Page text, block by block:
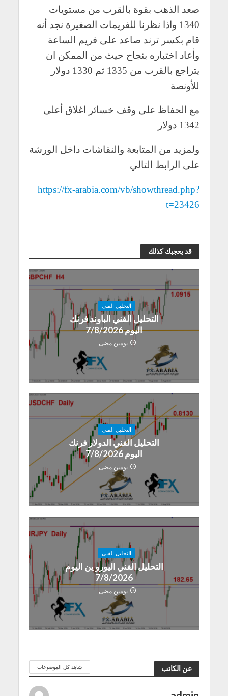
صعد الذهب بقوة بالقرب من مستويات
1340 واذا نظرنا للفريمات الصغيرة نجد أنه
قام بكسر ترند صاعد على فريم الساعة
وأعاد اختباره بنجاح حيث من الممكن ان
يتراجع بالقرب من 1335 ثم 1330 دولار
للأونصة
مع الحفاظ على وقف خسائر اغلاق أعلى
1342 دولار
ولمزيد من المتابعة والنقاشات داخل الورشة
على الرابط التالي
https://fx-arabia.com/vb/showthread.php?
t=23426
قد يعجبك كذلك
التحليل الفنى
التحليل الفني الباوند فرنك
اليوم 7/8/2026
يومين مضى
التحليل الفنى
التحليل الفني الدولار فرنك
اليوم 7/8/2026
يومين مضى
التحليل الفنى
التحليل الفني اليورو ين اليوم
7/8/2026
يومين مضى
عن الكاتب شاهد كل الموضوعات